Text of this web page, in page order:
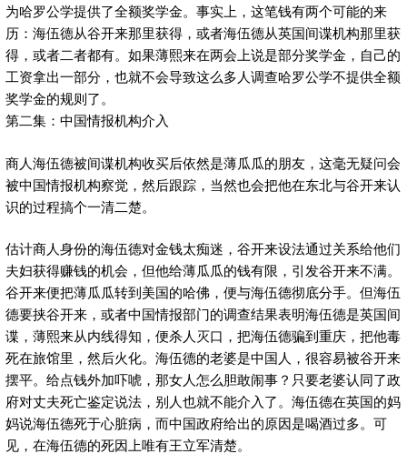
为哈罗公学提供了全额奖学金。事实上，这笔钱有两个可能的来
历：海伍德从谷开来那里获得，或者海伍德从英国间谍机构那里获
得，或者二者都有。如果薄熙来在两会上说是部分奖学金，自己的
工资拿出一部分，也就不会导致这么多人调查哈罗公学不提供全额
奖学金的规则了。
第二集：中国情报机构介入
商人海伍德被间谍机构收买后依然是薄瓜瓜的朋友，这毫无疑问会
被中国情报机构察觉，然后跟踪，当然也会把他在东北与谷开来认
识的过程搞个一清二楚。
估计商人身份的海伍德对金钱太痴迷，谷开来设法通过关系给他们
夫妇获得赚钱的机会，但他给薄瓜瓜的钱有限，引发谷开来不满。
谷开来便把薄瓜瓜转到美国的哈佛，便与海伍德彻底分手。但海伍
德要挟谷开来，或者中国情报部门的调查结果表明海伍德是英国间
谍，薄熙来从内线得知，便杀人灭口，把海伍德骗到重庆，把他毒
死在旅馆里，然后火化。海伍德的老婆是中国人，很容易被谷开来
摆平。给点钱外加吓唬，那女人怎么胆敢闹事？只要老婆认同了政
府对丈夫死亡鉴定说法，别人也就不能介入了。海伍德在英国的妈
妈说海伍德死于心脏病，而中国政府给出的原因是喝酒过多。可
见，在海伍德的死因上唯有王立军清楚。